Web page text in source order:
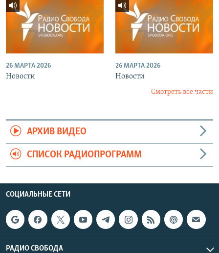
26 МАРТА 2026
Новости
26 МАРТА 2026
Новости
Смотреть все части
АРХИВ ВИДЕО
СПИСОК РАДИОПРОГРАММ
СОЦИАЛЬНЫЕ СЕТИ
РАДИО СВОБОДА